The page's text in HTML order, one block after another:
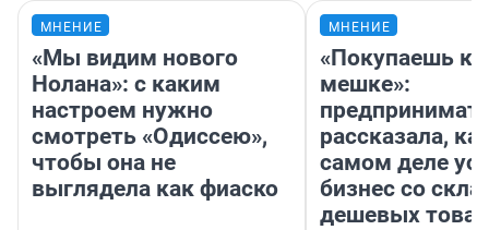
МНЕНИЕ
«Мы видим нового
Нолана»: с каким
настроем нужно
смотреть «Одиссею»,
чтобы она не
выглядела как фиаско
МНЕНИЕ
«Покупаешь
мешке»:
рассказала,
самом деле
бизнес со
дешевых